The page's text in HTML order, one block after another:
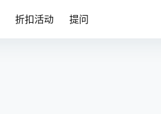
折扣活动 提问